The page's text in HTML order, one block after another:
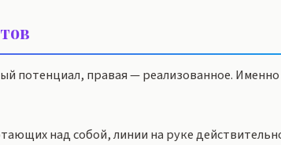
потенциал, правая — реализованное.
над собой, линии на руке